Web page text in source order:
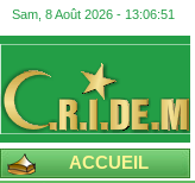
Sam, 8 Août 2026 - 13:06:52
ACCUEIL